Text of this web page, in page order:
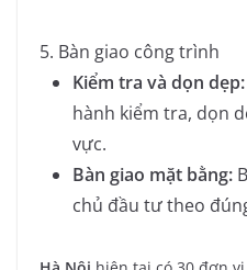
5. Bàn giao công trình
Kiểm tra và dọn dẹp:
hành kiểm tra, dọn
vực.
Bàn giao mặt bằng:
chủ đầu tư theo